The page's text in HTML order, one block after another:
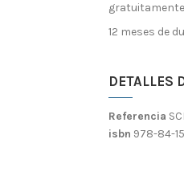
12 meses de
DETALLES
Referencia
isbn 978-84-